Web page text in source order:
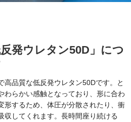
発ウレタン50D」につ
高品質な低反発ウレタン50Dです。と
わらかい感触となっており、形に合わ
形するため、体圧が分散されたり、衝
収してくれます。長時間座り続ける